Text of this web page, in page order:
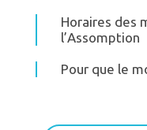
Horaires des
l’Assomption
Pour que le